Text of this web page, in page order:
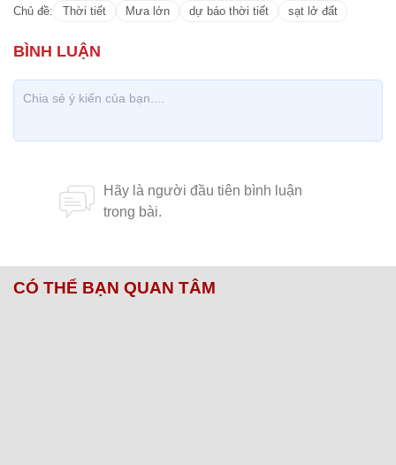
Chủ đề: Thời tiết Mưa lớn dự báo thời tiết sạt lở đất
CÓ THỂ BẠN QUAN TÂM